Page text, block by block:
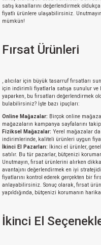
satış kanallarını değerlendirmek
fiyatlı ürünlere ulaşabilirsiniz.
mümkün!
Fırsat Ürünleri
, alıcılar için büyük tasarruf fırsatları
için indirimli fiyatlarla satışa sunulur ve
yaparken, bu fırsatları değerlendirmek
bulabilirsiniz? İşte bazı ipuçları:
Online Mağazalar: Birçok online
mağazaların kampanya sayfalarını
Fiziksel Mağazalar: Yerel mağazalar
indirimlerinde, kaliteli ürünleri uygun
İkinci El Pazarları: İkinci el ürünler,
satılır. Bu tür pazarlar, bütçenizi
Unutmayın, fırsat ürünlerini alırken
avantajını değerlendirmek en iyi
fiyatlarını kontrol ederek gerçekten bir
anlayabilirsiniz. Sonuç olarak, fırsat
yapıldığında, bütçenizi korumanın
İkinci El